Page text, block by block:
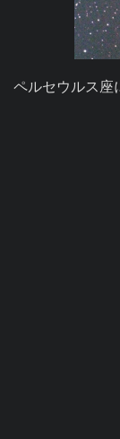
ペルセウルス座